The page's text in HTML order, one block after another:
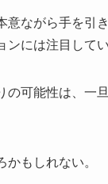
ながら手を引
には注目してい
可能性は、一
もしれない。